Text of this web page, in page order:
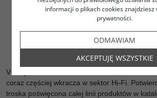
Max. średnica przewodu / przekrój O 4,5
Wymiary: Wysokość: 64 mm Średnica: 33
Viborg Audio to chińska firma o mentalności
coraz częściej wkracza w sektor Hi-Fi.
troska poświęcona całej linii produktów w
informacji o plikach cookies znajdziesz
prywatności.
ODMAWIAM
AKCEPTUJĘ WSZYSTKIE